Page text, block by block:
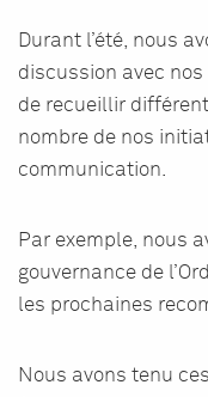
Durant l’été, nous
discussion avec
de recueillir
nombre de nos
communication.
Par exemple, nous
gouvernance de
les prochaines
Nous avons tenu